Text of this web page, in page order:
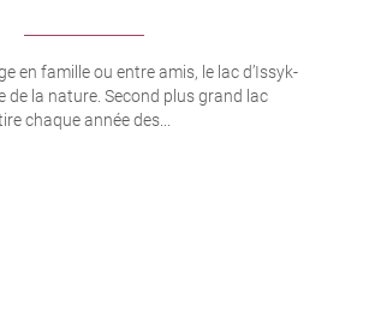
en famille ou entre amis, le lac d’Issyk-
de la nature. Second plus grand lac
chaque année des...